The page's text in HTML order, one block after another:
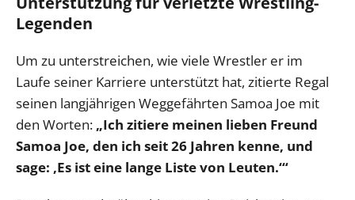
Legenden
Um zu unterstreichen, wie viele Wrestler er im
Laufe seiner Karriere unterstützt hat, zitierte Regal
seinen langjährigen Weggefährten Samoa Joe mit
den Worten: „Ich zitiere meinen lieben Freund
Samoa Joe, den ich seit 26 Jahren kenne, und
sage: ‚Es ist eine lange Liste von Leuten.‘“